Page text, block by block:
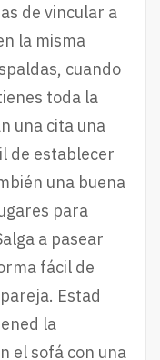
de vincular a
la misma
cuando
toda la
una cita una
de establecer
una buena
para
a pasear
fácil de
Estad
la
el sofá con una